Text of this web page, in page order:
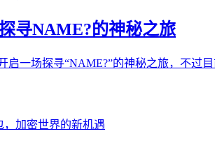
寻NAME?的神秘之旅
启一场探寻“NAME?”的神秘之旅，不